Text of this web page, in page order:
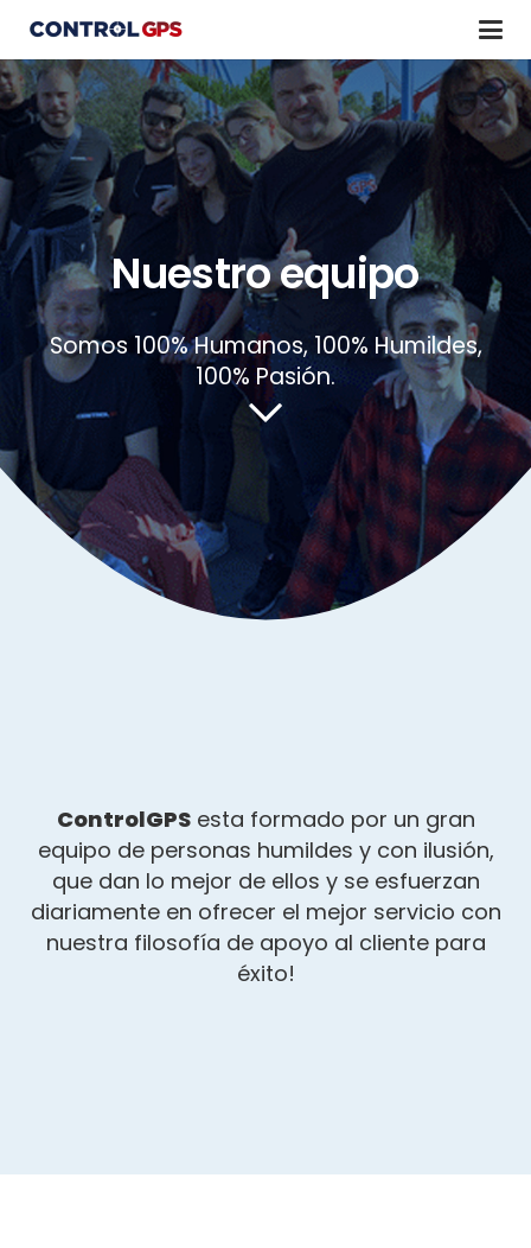
Nuestro equipo
Somos 100% Humanos, 100% Humildes,
100% Pasión.
ControlGPSesta formado por un gran
equipo de personas humildes y con ilusión,
que dan lo mejor de ellos y se esfuerzan
diariamente en ofrecer el mejor servicio con
nuestra filosofía de apoyo al cliente para
éxito!